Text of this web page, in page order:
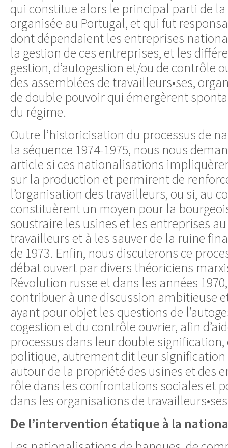
qui constitue alors le principal parti de la
organisée au Portugal, et qui fut
dont dépendaient les entreprises
la gestion de ces entreprises, et les
gestion, d’autogestion et/ou de contrôle
des assemblées de travailleurs•ses,
de double pouvoir qui émergèrent
du régime.
Outre l’historicisation du processus de
la séquence 1974-1975, nous nous
article si ces nationalisations
sur la production et permirent de
l’organisation des travailleurs, ou si, au
constituèrent un moyen pour la
soustraire les usines et les entreprises
travailleurs et à les sauver de la ruine
de 1973. Enfin, nous discuterons ce
débat ouvert par divers théoriciens
Révolution russe et dans les années
contribuer à une discussion ambitieuse
ayant pour objet les questions de
cogestion et du contrôle ouvrier, afin
processus dans leur double
politique, autrement dit leur
autour de la propriété des usines et des
rôle dans les confrontations sociales et
dans les organisations de
De l’intervention étatique à la